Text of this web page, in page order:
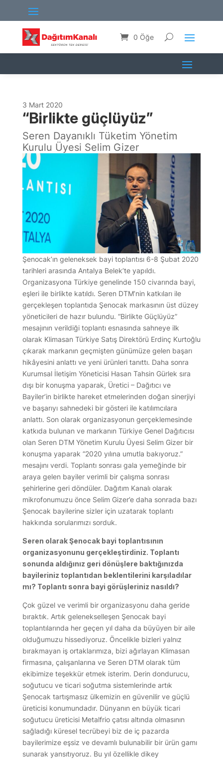
0 Öğe
3 Mart 2020
“Birlikte güçlüyüz”
Seren Dayanıklı Tüketim Yönetim
Kurulu Üyesi Selim Gizer
Şenocak’ın geleneksek bayi toplantısı 6-8 Şubat 2020
tarihleri arasında Antalya Belek’te yapıldı.
Organizasyona Türkiye genelinde 150 civarında bayi,
eşleri ile birlikte katıldı. Seren DTM’nin katkıları ile
gerçekleşen toplantıda Şenocak markasının üst düzey
yöneticileri de hazır bulundu. “Birlikte Güçlüyüz”
mesajının verildiği toplantı esnasında sahneye ilk
olarak Klimasan Türkiye Satış Direktörü Erdinç Kurtoğlu
çıkarak markanın geçmişten günümüze gelen başarı
hikâyesini anlattı ve yeni ürünleri tanıttı. Daha sonra
Kurumsal İletişim Yöneticisi Hasan Tahsin Gürlek sıra
dışı bir konuşma yaparak, Üretici – Dağıtıcı ve
Bayiler’in birlikte hareket etmelerinden doğan sinerjiyi
ve başarıyı sahnedeki bir gösteri ile katılımcılara
anlattı. Son olarak organizasyonun gerçeklemesinde
katkıda bulunan ve markanın Türkiye Genel Dağıtıcısı
olan Seren DTM Yönetim Kurulu Üyesi Selim Gizer bir
konuşma yaparak “2020 yılına umutla bakıyoruz.”
mesajını verdi. Toplantı sonrası gala yemeğinde bir
araya gelen bayiler verimli bir çalışma sonrası
şehirlerine geri döndüler. Dağıtım Kanalı olarak
mikrofonumuzu önce Selim Gizer’e daha sonrada bazı
Şenocak bayilerine sizler için uzatarak toplantı
hakkında sorularımızı sorduk.
Seren olarak Şenocak bayi toplantısının
organizasyonunu gerçekleştirdiniz. Toplantı
sonunda aldığınız geri dönüşlere baktığınızda
bayileriniz toplantıdan beklentilerini karşıladılar
mı? Toplantı sonra bayi görüşleriniz nasıldı?
Çok güzel ve verimli bir organizasyonu daha geride
bıraktık. Artık gelenekselleşen Şenocak bayi
toplantılarında her geçen yıl daha da büyüyen bir aile
olduğumuzu hissediyoruz. Öncelikle bizleri yalnız
bırakmayan iş ortaklarımıza, bizi ağırlayan Klimasan
firmasına, çalışanlarına ve Seren DTM olarak tüm
ekibimize teşekkür etmek isterim. Derin dondurucu,
soğutucu ve ticari soğutma sistemlerinde artık
Şenocak tartışmasız ülkemizin en güvenilir ve güçlü
üreticisi konumundadır. Dünyanın en büyük ticari
soğutucu üreticisi Metalfrio çatısı altında olmasının
sağladığı küresel tecrübeyi biz de iç pazarda
bayilerimize eşsiz ve devamlı bulunabilir bir ürün gamı
sunarak yansıtıyoruz. Bu yıl özellikle dikey